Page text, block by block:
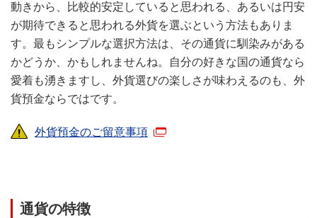
動きから、比較的安定していると思われる、あるいは円安
が期待できると思われる外貨を選ぶという方法もありま
す。最もシンプルな選択方法は、その通貨に馴染みがある
かどうか、かもしれませんね。自分の好きな国の通貨なら
愛着も湧きますし、外貨選びの楽しさが味わえるのも、外
貨預金ならではです。
外貨預金のご留意事項
通貨の特徴